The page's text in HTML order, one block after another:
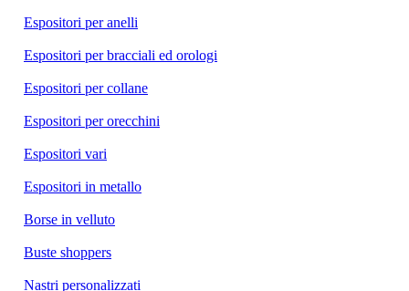
Espositori per anelli
Espositori per bracciali ed orologi
Espositori per collane
Espositori per orecchini
Espositori vari
Espositori in metallo
Borse in velluto
Buste shoppers
Nastri personalizzati